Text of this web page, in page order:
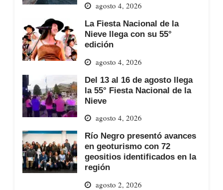
agosto 4, 2026
La Fiesta Nacional de la
Nieve llega con su 55°
edición
agosto 4, 2026
Del 13 al 16 de agosto llega
la 55° Fiesta Nacional de la
Nieve
agosto 4, 2026
Río Negro presentó avances
en geoturismo con 72
geositios identificados en la
región
agosto 2, 2026